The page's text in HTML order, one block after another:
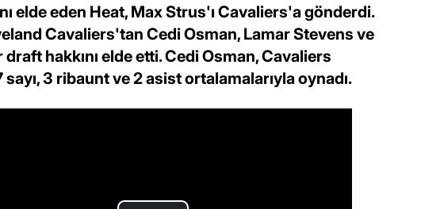
elde eden Heat, Max Strus'ı Cavaliers'a gönderdi.
Cavaliers'tan Cedi Osman, Lamar Stevens ve
hakkını elde etti. Cedi Osman, Cavaliers
3 ribaunt ve 2 asist ortalamalarıyla oynadı.